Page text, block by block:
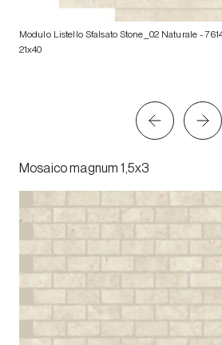
Modulo Listello Sfalsato Stone_02 Naturale -
21x40
Mosaico magnum 1,5x3